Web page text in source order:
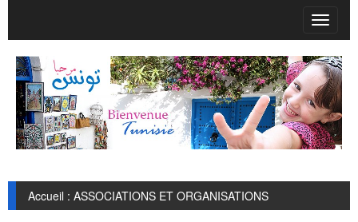
T
o
g
g
l
e
n
a
v
g
t
Accueil : ASSOCIATIONS ET ORGANISATIONS